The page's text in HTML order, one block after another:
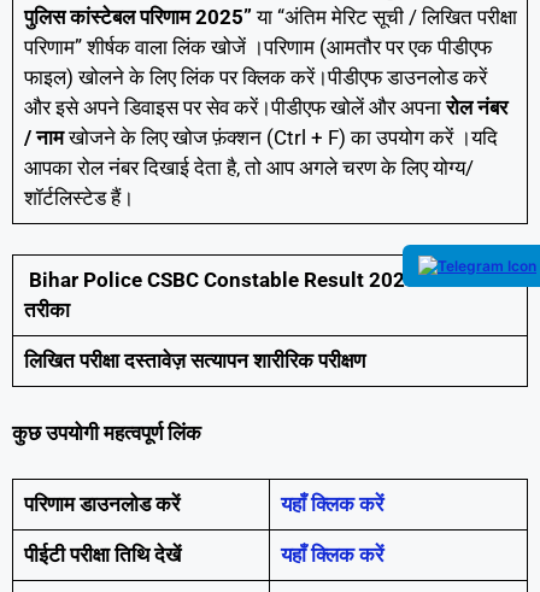
पुलिस कांस्टेबल परिणाम 2025” या “अंतिम मेरिट सूची / लिखित परीक्षा
परिणाम” शीर्षक वाला लिंक खोजें ।परिणाम (आमतौर पर एक पीडीएफ
फाइल) खोलने के लिए लिंक पर क्लिक करें।पीडीएफ डाउनलोड करें
और इसे अपने डिवाइस पर सेव करें।पीडीएफ खोलें और अपनारोल नंबर
/ नामखोजने के लिए खोज फ़ंक्शन (Ctrl + F) का उपयोग करें ।यदि
आपका रोल नंबर दिखाई देता है, तो आप अगले चरण के लिए योग्य/
शॉर्टलिस्टेड हैं।
Bihar Police CSBC Constable Result 2025: चयन का
तरीका
लिखित परीक्षा दस्तावेज़ सत्यापन शारीरिक परीक्षण
कुछ उपयोगी महत्वपूर्ण लिंक
परिणाम डाउनलोड करें यहाँ क्लिक करें
पीईटी परीक्षा तिथि देखें यहाँ क्लिक करें